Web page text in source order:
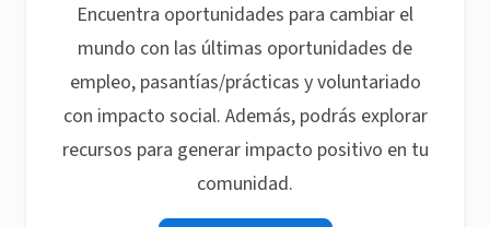
Encuentra oportunidades para cambiar el
mundo con las últimas oportunidades de
empleo, pasantías/prácticas y voluntariado
con impacto social. Además, podrás explorar
recursos para generar impacto positivo en tu
comunidad.